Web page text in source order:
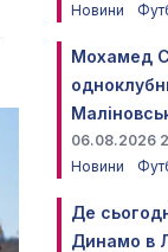
Новини
Мохамед
06.08.2026
Новини
Де
Динамо в